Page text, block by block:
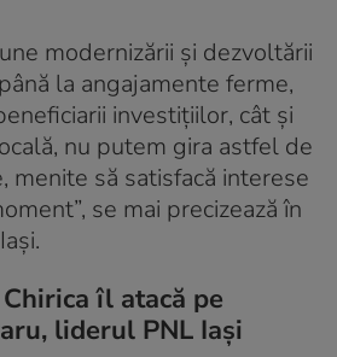
modernizării şi dezvoltării
la angajamente ferme,
investiţiilor, cât şi
nu putem gira astfel de
menite să satisfacă interese
se mai precizează în
îl atacă pe
liderul PNL Iași